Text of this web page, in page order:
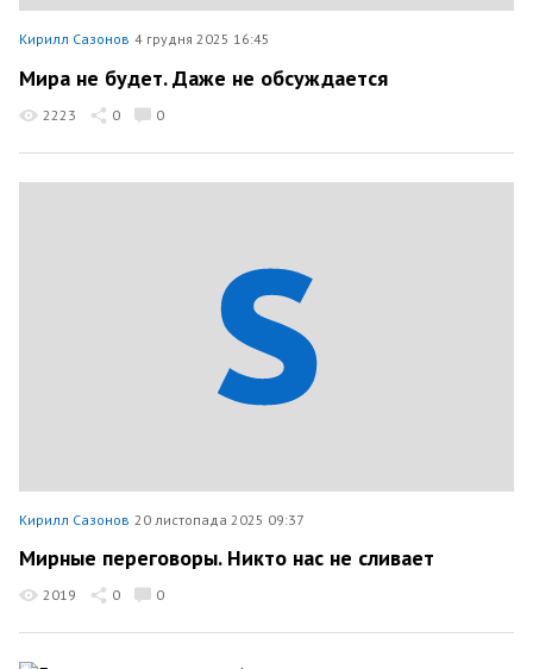
Кирилл Сазонов 4 грудня 2025 16:45
Мира не будет. Даже не обсуждается
2223 0 0
Кирилл Сазонов 20 листопада 2025 09:37
Мирные переговоры. Никто нас не сливает
2019 0 0